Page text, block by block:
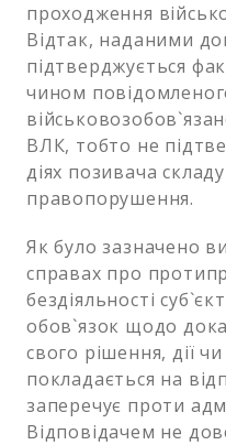
проходження
Відтак, наданими
підтверджується
чином
ВЛК, тобто не
діях позивача
правопорушення.
Як було зазначено
справах про
бездіяльності
обов`язок щодо
свого рішення, дії чи
покладається на
заперечує проти
Відповідачем не